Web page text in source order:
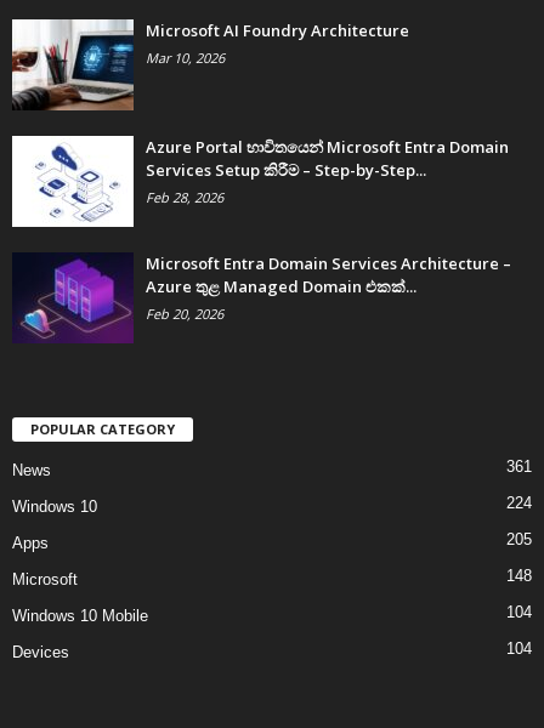
Microsoft AI Foundry Architecture
Mar 10, 2026
Azure Portal භාවිතයෙන් Microsoft Entra Domain
Services Setup කිරීම – Step-by-Step...
Feb 28, 2026
Microsoft Entra Domain Services Architecture –
Azure තුළ Managed Domain එකක්...
Feb 20, 2026
POPULAR CATEGORY
News 361
Windows 10 224
Apps 205
Microsoft 148
Windows 10 Mobile 104
Devices 104